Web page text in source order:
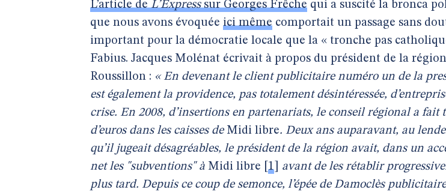
L’article deL’Expresssur Georges Frêche qui a suscité la bronca
que nous avons évoquée ici même comportait un passage sans
important pour la démocratie locale que la « tronche pas
Fabius. Jacques Molénat écrivait à propos du président de la
Roussillon : « En devenant le client publicitaire numéro un de la
est également la providence, pas totalement désintéressée,
crise. En 2008, d’insertions en partenariats, le conseil régional a
d’euros dans les caisses deMidi libre. Deux ans auparavant, au
qu’il jugeait désagréables, le président de la région avait, dans un
net les "subventions" à Midi libre 1
avant de les rétablir
plus tard. Depuis ce coup de semonce, l’épée de Damoclès